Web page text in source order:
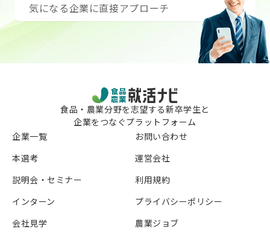
気になる企業に直接アプローチ
食品・農業分野を志望する新卒学生と
企業をつなぐプラットフォーム
企業一覧
本選考
説明会・セミナー
インターン
会社見学
お問い合わせ
運営会社
利用規約
プライバシーポリシー
農業ジョブ